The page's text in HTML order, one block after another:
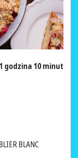
1 godzina 10 minut
BLANC